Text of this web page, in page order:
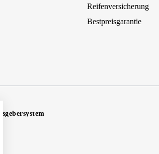
Reifenversicherung
Bestpreisgarantie